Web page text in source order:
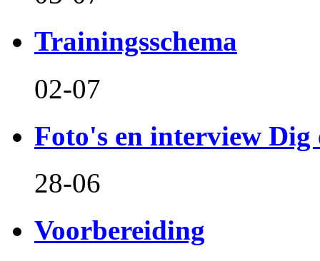
Trainingsschema
02-07
Foto's en interview Dig
28-06
Voorbereiding